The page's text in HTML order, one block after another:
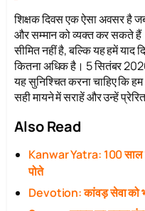
शिक्षक दिवस एक ऐसा अवसर है
और सम्मान को व्यक्त कर सकते
सीमित नहीं है, बल्कि यह हमें याद
कितना अधिक है। 5 सितंबर
यह सुनिश्चित करना चाहिए कि
सही मायने में सराहें और उन्हें
Also Read
Kanwar Yatra: 100 साल
पोते
Devotion: कांवड़ सेवा को